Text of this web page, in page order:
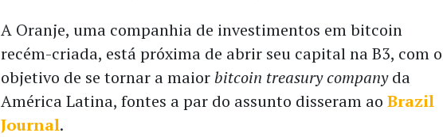
A Oranje, uma companhia de investimentos em bitcoin
recém-criada, está próxima de abrir seu capital na B3, com o
objetivo de se tornar a maiorbitcoin treasury companyda
América Latina, fontes a par do assunto disseram aoBrazil
Journal.